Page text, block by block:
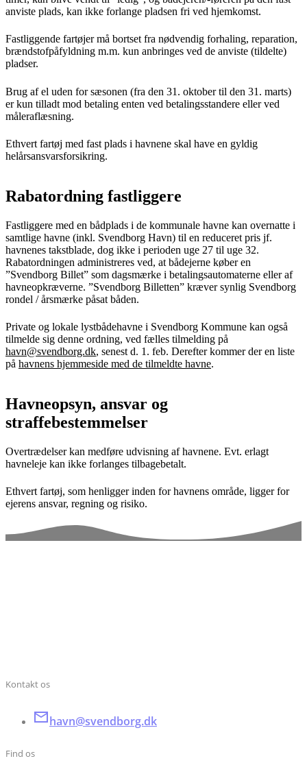
anviste plads, kan ikke forlange pladsen fri ved hjemkomst.
Fastliggende fartøjer må bortset fra nødvendig forhaling, reparation,
brændstofpåfyldning m.m. kun anbringes ved de anviste (tildelte)
pladser.
Brug af el uden for sæsonen (fra den 31. oktober til den 31. marts)
er kun tilladt mod betaling enten ved betalingsstandere eller ved
måleraflæsning.
Ethvert fartøj med fast plads i havnene skal have en gyldig
helårsansvarsforsikring.
Rabatordning fastliggere
Fastliggere med en bådplads i de kommunale havne kan overnatte i
samtlige havne (inkl. Svendborg Havn) til en reduceret pris jf.
havnenes takstblade, dog ikke i perioden uge 27 til uge 32.
Rabatordningen administreres ved, at bådejerne køber en
”Svendborg Billet” som dagsmærke i betalingsautomaterne eller af
havneopkræverne. ”Svendborg Billetten” kræver synlig Svendborg
rondel / årsmærke påsat båden.
Private og lokale lystbådehavne i Svendborg Kommune kan også
tilmelde sig denne ordning, ved fælles tilmelding på
havn@svendborg.dk, senest d. 1. feb. Derefter kommer der en liste
på havnens hjemmeside med de tilmeldte havne.
Havneopsyn, ansvar og
straffebestemmelser
Overtrædelser kan medføre udvisning af havnene. Evt. erlagt
havneleje kan ikke forlanges tilbagebetalt.
Ethvert fartøj, som henligger inden for havnens område, ligger for
ejerens ansvar, regning og risiko.
Kontakt os
havn@svendborg.dk
Find os